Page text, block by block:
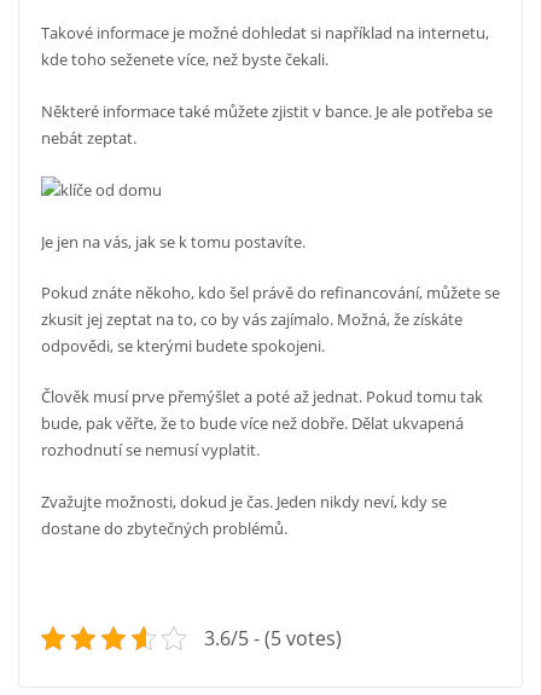
Takové informace je možné dohledat si například na internetu,
kde toho seženete více, než byste čekali.
Některé informace také můžete zjistit v bance. Je ale potřeba se
nebát zeptat.
Je jen na vás, jak se k tomu postavíte.
Pokud znáte někoho, kdo šel právě do refinancování, můžete se
zkusit jej zeptat na to, co by vás zajímalo. Možná, že získáte
odpovědi, se kterými budete spokojeni.
Člověk musí prve přemýšlet a poté až jednat. Pokud tomu tak
bude, pak věřte, že to bude více než dobře. Dělat ukvapená
rozhodnutí se nemusí vyplatit.
Zvažujte možnosti, dokud je čas. Jeden nikdy neví, kdy se
dostane do zbytečných problémů.
3.6/5 - (5 votes)